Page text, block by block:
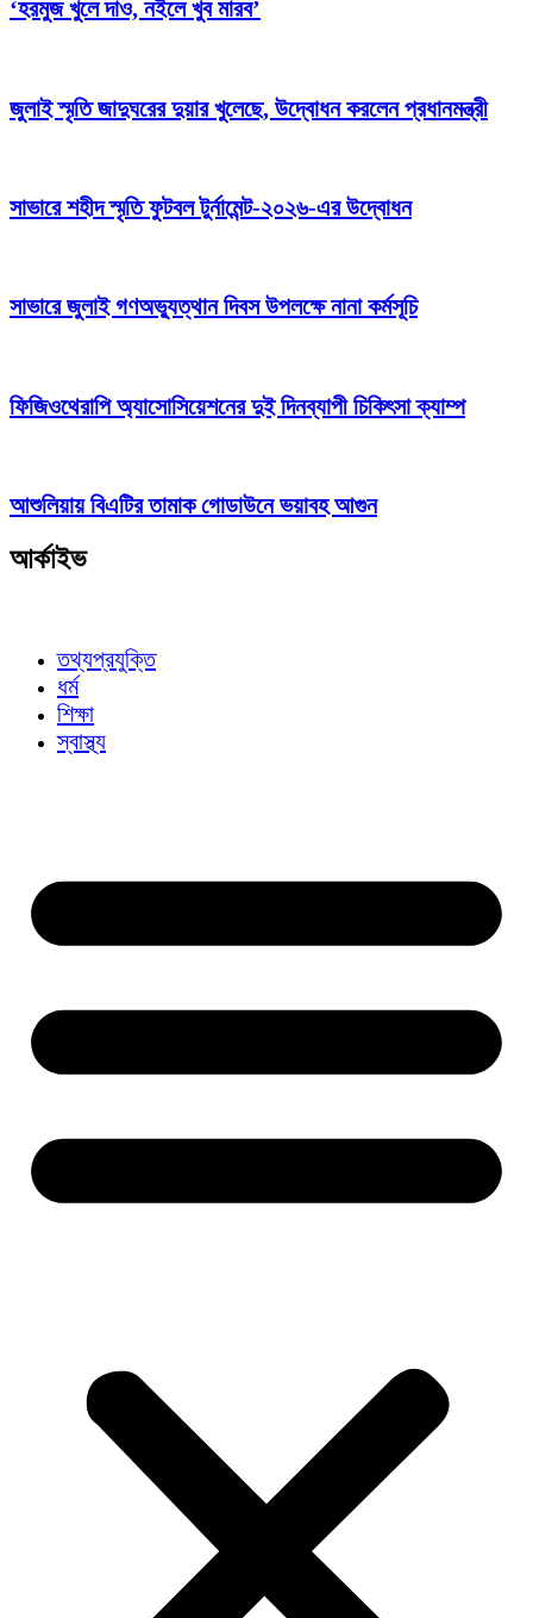
‘হরমুজ খুলে দাও, নইলে খুব মারব’
জুলাই স্মৃতি জাদুঘরের দুয়ার খুলেছে, উদ্বোধন করলেন প্রধানমন্ত্রী
সাভারে শহীদ স্মৃতি ফুটবল টুর্নামেন্ট-২০২৬-এর উদ্বোধন
সাভারে জুলাই গণঅভ্যুত্থান দিবস উপলক্ষে নানা কর্মসূচি
ফিজিওথেরাপি অ্যাসোসিয়েশনের দুই দিনব্যাপী চিকিৎসা ক্যাম্প
আশুলিয়ায় বিএটির তামাক গোডাউনে ভয়াবহ আগুন
আর্কাইভ
তথ্যপ্রযুক্তি
ধর্ম
শিক্ষা
স্বাস্থ্য